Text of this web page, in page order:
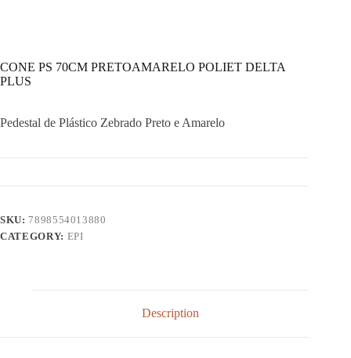
CONE PS 70CM PRETOAMARELO POLIET DELTA
PLUS
Pedestal de Plástico Zebrado Preto e Amarelo
SKU: 7898554013880
CATEGORY: EPI
Description